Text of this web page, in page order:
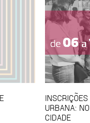
URBANA:
CIDADE